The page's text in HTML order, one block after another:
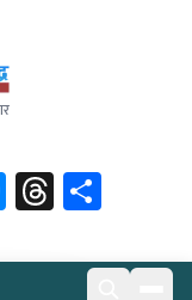
Messenger
Threads